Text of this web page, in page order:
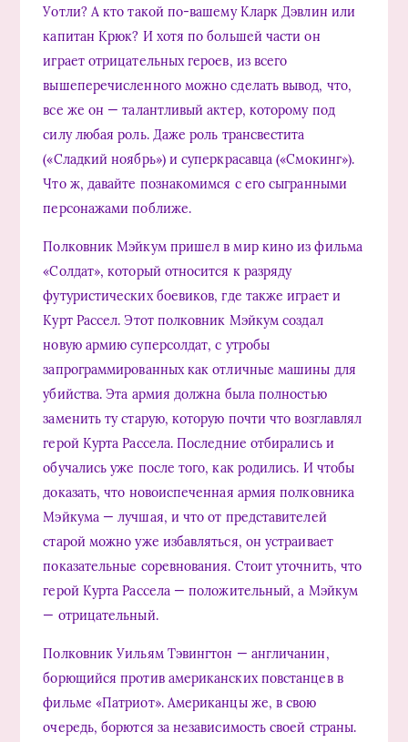
Уотли? А кто такой по-вашему Кларк Дэвлин или
капитан Крюк? И хотя по большей части он
играет отрицательных героев, из всего
вышеперечисленного можно сделать вывод, что,
все же он — талантливый актер, которому под
силу любая роль. Даже роль трансвестита
(«Сладкий ноябрь») и суперкрасавца («Смокинг»).
Что ж, давайте познакомимся с его сыгранными
персонажами поближе.
Полковник Мэйкум пришел в мир кино из фильма
«Солдат», который относится к разряду
футуристических боевиков, где также играет и
Курт Рассел. Этот полковник Мэйкум создал
новую армию суперсолдат, с утробы
запрограммированных как отличные машины для
убийства. Эта армия должна была полностью
заменить ту старую, которую почти что возглавлял
герой Курта Рассела. Последние отбирались и
обучались уже после того, как родились. И чтобы
доказать, что новоиспеченная армия полковника
Мэйкума — лучшая, и что от представителей
старой можно уже избавляться, он устраивает
показательные соревнования. Стоит уточнить, что
герой Курта Рассела — положительный, а Мэйкум
— отрицательный.
Полковник Уильям Тэвингтон — англичанин,
борющийся против американских повстанцев в
фильме «Патриот». Американцы же, в свою
очередь, борются за независимость своей страны.